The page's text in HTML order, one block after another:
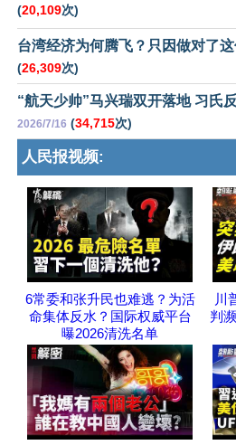
(20,109次)
台湾经济为何腾飞？只因做对了这
(26,309次)
“航天少帅”马兴瑞双开落地 习氏
2026/7/16 (34,715次)
人民报视频:
6常委和张升民也难逃？为活
命集体反水？国际权威平台
曝2026清洗名单
川
判